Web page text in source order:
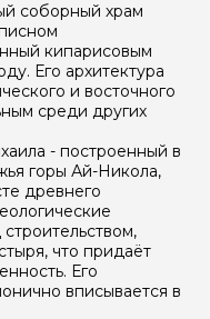
соборный храм
кипарисовым
Его архитектура
и восточного
среди других
- построенный в
горы Ай-Никола,
древнего
что придаёт
Его
вписывается в
персональных